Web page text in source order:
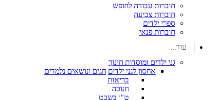
חוברות עבודה לחופש
חוברות צביעה
ספרי ילדים
חוברות פנאי
עוד...
גני ילדים ומוסדות חינוך
אחסון לגני ילדים חגים ונושאים נלמדים
בריאות
חנוכה
ט"ו בשבט